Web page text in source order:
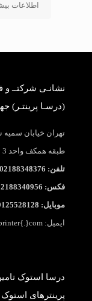
اطلاعات
نشانـی شرکتــ
(درسـا پرینتـر)
طبقه همکف واحد 3
تلفن: 02188348376
فکس: 02188340956
موبایل: 09125528128
ایمیل: info{@}dorsaprinter{.}com
درسا استوک
پرینترهای استوک